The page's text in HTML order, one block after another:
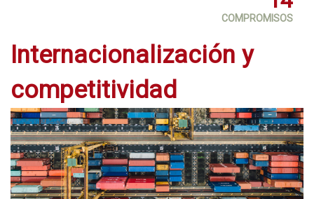
COMPROMISOS
Internacionalización y
competitividad